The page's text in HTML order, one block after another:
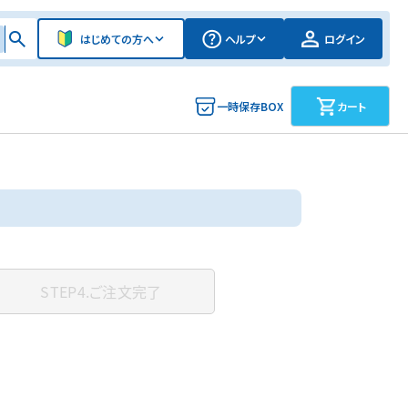
はじめての方へ ヘルプ ログイン
一時保存BOX カート
STEP4.ご注文完了